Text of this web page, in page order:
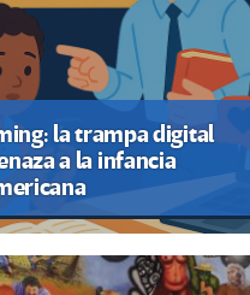
la trampa digital
a la infancia